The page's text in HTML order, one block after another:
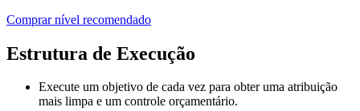
Comprar nível recomendado
Estrutura de Execução
Execute um objetivo de cada vez para obter uma atribuição
mais limpa e um controle orçamentário.